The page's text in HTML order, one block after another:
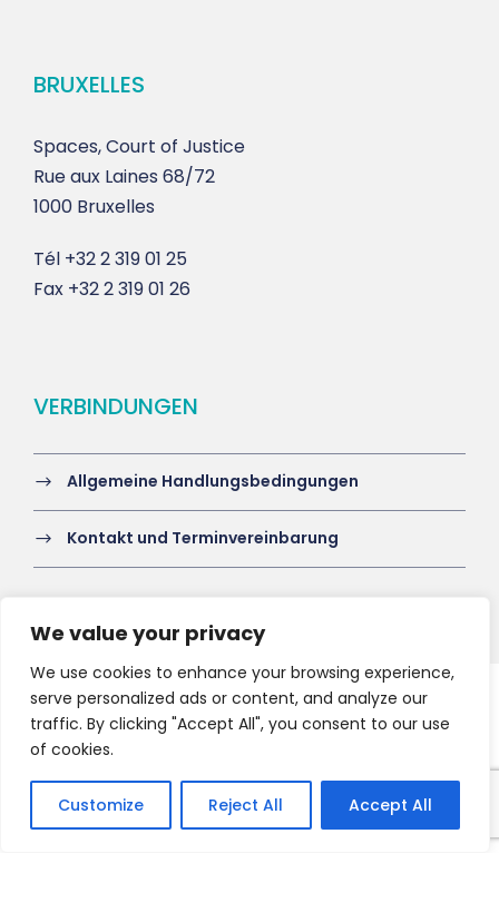
We value your privacy
We use cookies to enhance your browsing experience,
serve personalized ads or content, and analyze our
traffic. By clicking "Accept All", you consent to our use
of cookies.
Customize Reject All Accept All
BRUXELLES
Spaces, Court of Justice
Rue aux Laines 68/72
1000 Bruxelles
Tél +32 2 319 01 25
Fax +32 2 319 01 26
VERBINDUNGEN
Allgemeine Handlungsbedingungen
Kontakt und Terminvereinbarung
Copyright 2021 HV-A, All Right Reserved